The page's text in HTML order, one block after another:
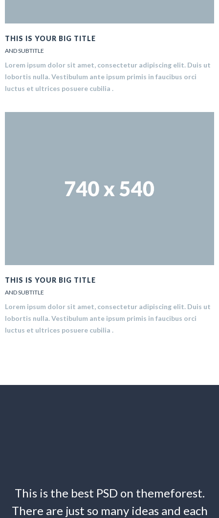
THIS IS YOUR BIG TITLE
AND SUBTITLE
Lorem ipsum dolor sit amet, consectetur adipiscing elit. Duis ut
lobortis nulla. Vestibulum ante ipsum primis in faucibus orci
luctus et ultrices posuere cubilia .
THIS IS YOUR BIG TITLE
AND SUBTITLE
Lorem ipsum dolor sit amet, consectetur adipiscing elit. Duis ut
lobortis nulla. Vestibulum ante ipsum primis in faucibus orci
luctus et ultrices posuere cubilia .
This is the best PSD on themeforest.
There are just so many ideas and each